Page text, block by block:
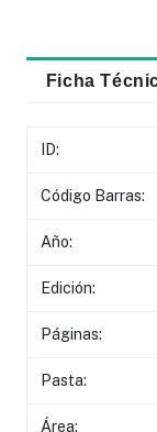
Ficha
ID:
Código Barras:
Año:
Edición:
Páginas:
Pasta:
Área: